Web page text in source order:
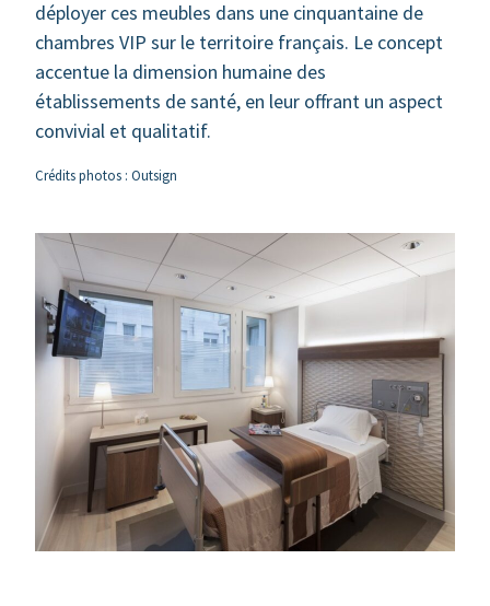
déployer ces meubles dans une cinquantaine de
chambres VIP sur le territoire français. Le concept
accentue la dimension humaine des
établissements de santé, en leur offrant un aspect
convivial et qualitatif.
Crédits photos : Outsign